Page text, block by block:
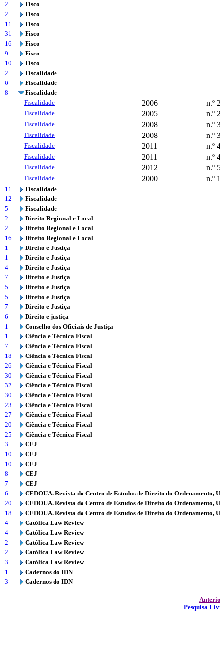
2
Fisco
2
Fisco
11
Fisco
31
Fisco
16
Fisco
9
Fisco
10
Fisco
2
Fiscalidade
6
Fiscalidade
8
Fiscalidade
Fiscalidade
2006 n.º
Fiscalidade 2005 n.º
Fiscalidade 2008 n.º
Fiscalidade 2008 n.º
Fiscalidade 2011 n.º
Fiscalidade 2011 n.º
Fiscalidade 2012 n.º
Fiscalidade 2000 n.º 1
11
Fiscalidade
12
Fiscalidade
5
Fiscalidade
2
Direito Regional e Local
2
Direito Regional e Local
16
Direito Regional e Local
1
Direito e Justiça
1
Direito e Justiça
4
Direito e Justiça
7
Direito e Justiça
5
Direito e Justiça
5
Direito e Justiça
7
Direito e Justiça
6
Direito e justiça
1
Conselho dos Oficiais de Justiça
1
Ciência e Técnica Fiscal
7
Ciência e Técnica Fiscal
18
Ciência e Técnica Fiscal
26
Ciência e Técnica Fiscal
30
Ciência e Técnica Fiscal
32
Ciência e Técnica Fiscal
30
Ciência e Técnica Fiscal
23
Ciência e Técnica Fiscal
27
Ciência e Técnica Fiscal
20
Ciência e Técnica Fiscal
25
Ciência e Técnica Fiscal
3
CEJ
10
CEJ
10
CEJ
8
CEJ
7
CEJ
6
CEDOUA. Revista do Centro de Estudos de Direito do Ordenamento,
20
CEDOUA. Revista do Centro de Estudos de Direito do Ordenamento,
18
CEDOUA. Revista do Centro de Estudos de Direito do Ordenamento,
4
Católica Law Review
4
Católica Law Review
2
Católica Law Review
2
Católica Law Review
3
Católica Law Review
1
Cadernos do IDN
3
Cadernos do IDN
Pesquisa